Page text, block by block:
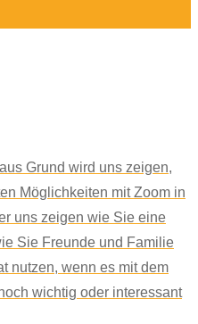
Grund wird uns zeigen,
Möglichkeiten mit Zoom in
uns zeigen wie Sie eine
Sie Freunde und Familie
nutzen, wenn es mit dem
wichtig oder interessant